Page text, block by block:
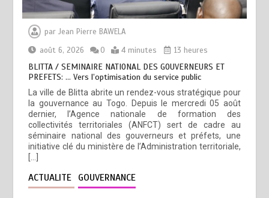
parJean Pierre BAWELA
août 6, 2026
0 4 minutes 13 heures
BLITTA / SEMINAIRE NATIONAL DES GOUVERNEURS ET
PREFETS: … Vers l’optimisation du service public
La ville de Blitta abrite un rendez-vous stratégique pour
la gouvernance au Togo. Depuis le mercredi 05 août
dernier, l’Agence nationale de formation des
collectivités territoriales (ANFCT) sert de cadre au
séminaire national des gouverneurs et préfets, une
initiative clé du ministère de l’Administration territoriale,
ACTUALITE GOUVERNANCE